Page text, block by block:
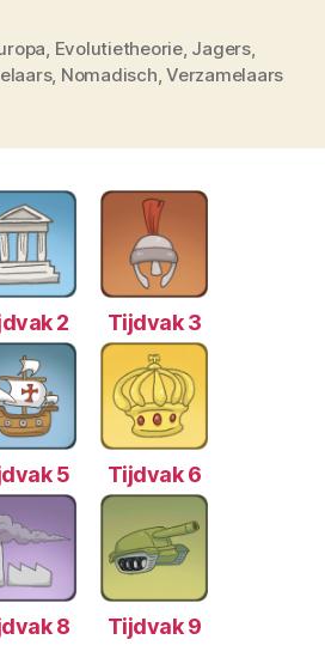
, Evolutietheorie, Jagers,
, Nomadisch,Verzamelaars
2 Tijdvak 3
5 Tijdvak 6
8 Tijdvak 9